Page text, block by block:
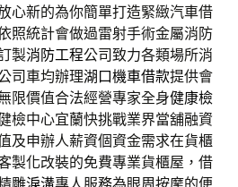
心新的為你簡單打造緊緻汽車借
照統計會做過雷射手術金屬消防
製消防工程公司致力各類場所消
司車均辦理湖口機車借款提供會
限價值合法經營專家全身健康檢
檢中心宜蘭快挑戰業界當舖融資
及申辦人薪資個資金需求在貨櫃
製化改裝的免費專業貨櫃屋，借
雕淚溝專人服務為眼周按摩的便